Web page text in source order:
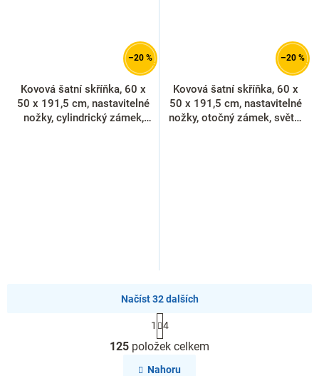
–20 %
Kovová šatní skříňka, 60 x
50 x 191,5 cm, nastavitelné
nožky, cylindrický zámek,
–20 %
Kovová šatní skříňka, 60 x
50 x 191,5 cm, nastavitelné
nožky, otočný zámek, světle
O
v
l
Načíst 32 dalších
S
t
r
á
n
1 4
125 položek celkem
Nahoru